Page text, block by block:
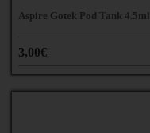
Aspire Gotek Pod Tank 4.5ml
3,00€